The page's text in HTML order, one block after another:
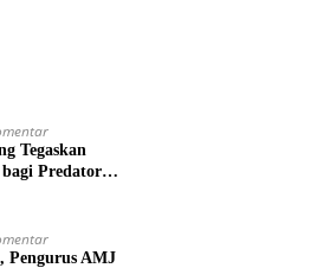
Tegaskan
Predator
Penjara
Pengurus AMJ